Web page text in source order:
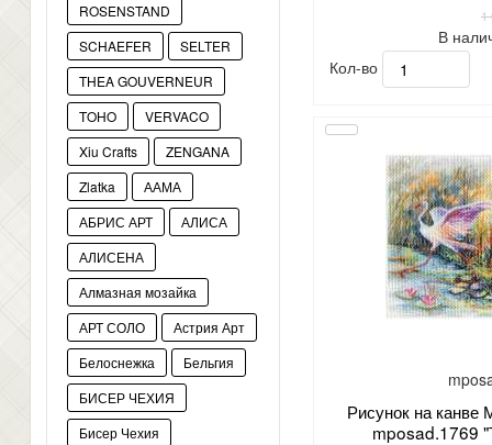
ROSENSTAND
SCHAEFER
SELTER
THEA GOUVERNEUR
TOHO
VERVACO
Xiu Crafts
ZENGANA
Zlatka
ААМА
АБРИС АРТ
АЛИСА
АЛИСЕНА
Алмазная мозайка
АРТ СОЛО
Астрия Арт
Белоснежка
Бельгия
БИСЕР ЧЕХИЯ
Бисер Чехия
1
В
Кол-во
Рисунок на канве
mposad.1769